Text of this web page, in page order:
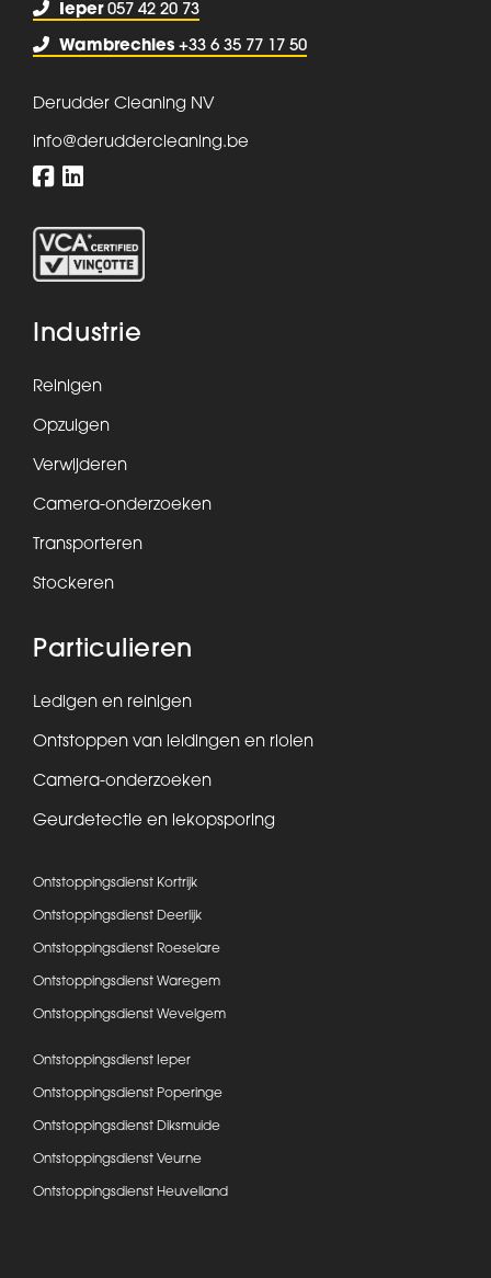
Ieper057 42 20 73
Wambrechies +33 6 35 77 17 50
Derudder Cleaning NV
info@deruddercleaning.be
Industrie
Reinigen
Opzuigen
Verwijderen
Camera-onderzoeken
Transporteren
Stockeren
Particulieren
Ledigen en reinigen
Ontstoppen van leidingen en riolen
Camera-onderzoeken
Geurdetectie en lekopsporing
Ontstoppingsdienst Kortrijk
Ontstoppingsdienst Deerlijk
Ontstoppingsdienst Roeselare
Ontstoppingsdienst Waregem
Ontstoppingsdienst Wevelgem
Ontstoppingsdienst Ieper
Ontstoppingsdienst Poperinge
Ontstoppingsdienst Diksmuide
Ontstoppingsdienst Veurne
Ontstoppingsdienst Heuvelland